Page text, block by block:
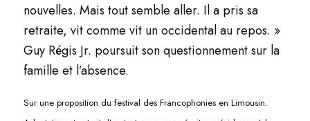
nouvelles. Mais tout semble aller. Il a pris sa
retraite, vit comme vit un occidental au repos. »
Guy Régis Jr. poursuit son questionnement sur la
famille et l’absence.
Sur une proposition du festival des Francophonies en Limousin.